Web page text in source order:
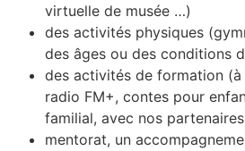
virtuelle de musée …)
des activités physiques
des âges ou des conditions
des activités de formation (à
radio FM+, contes pour
familial, avec nos
mentorat, un